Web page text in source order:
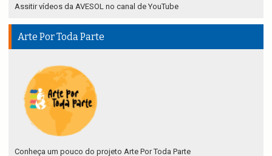
Assitir vídeos da AVESOL no canal de YouTube
Arte Por Toda Parte
Conheça um pouco do projeto Arte Por Toda Parte